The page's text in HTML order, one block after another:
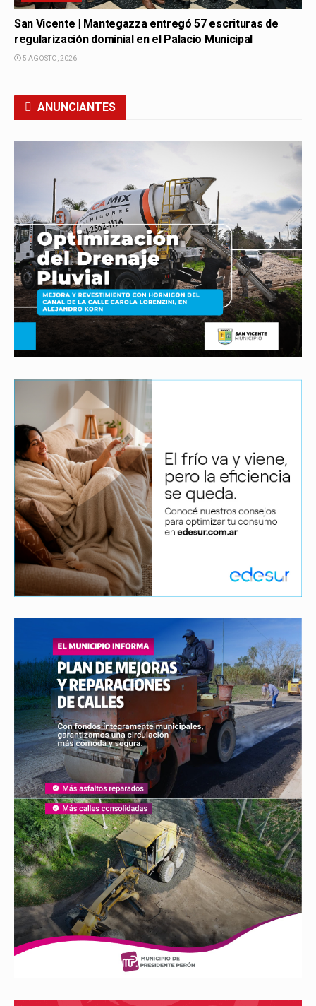
San Vicente | Mantegazza entregó 57 escrituras de
regularización dominial en el Palacio Municipal
5 AGOSTO, 2026
ANUNCIANTES